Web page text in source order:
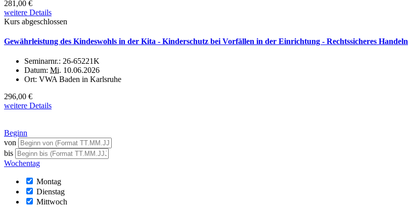
281,00 €
weitere Details
Kurs abgeschlossen
Gewährleistung des Kindeswohls in der Kita - Kinderschutz bei Vorfällen in der Einrichtung - Rechtssicheres Handeln
Seminarnr.: 26-65221K
Datum: Mi. 10.06.2026
Ort: VWA Baden in Karlsruhe
296,00 €
weitere Details
Beginn
von
bis
Wochentag
Montag
Dienstag
Mittwoch